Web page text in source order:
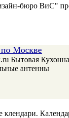
бюро ВиС"
по Москве
Бытовая
антенны